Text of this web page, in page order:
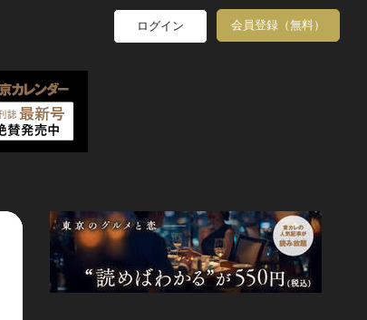
ログイン 会員登録（無料）